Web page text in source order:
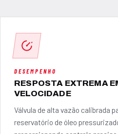
DESEMPENHO
RESPOSTA EXTREMA
VELOCIDADE
Válvula de alta vazão calibrada
reservatório de óleo